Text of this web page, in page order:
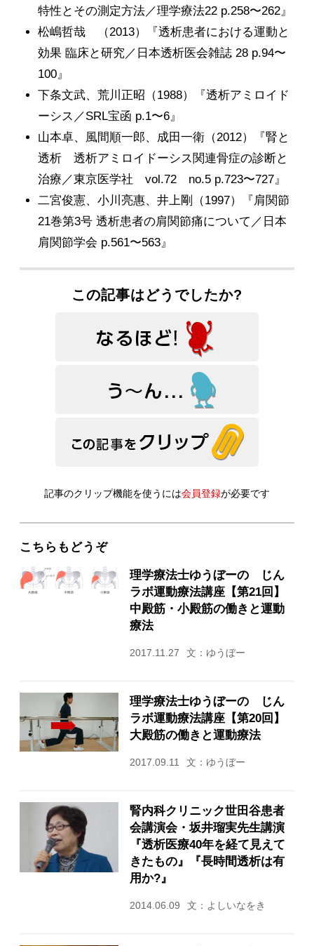
特性とその測定方法／理学療法22 p.258〜262』
松嶋哲哉 （2013）『透析患者における運動と
効果 臨床と研究／日本透析医会雑誌 28 p.94〜
100』
下条文武、荒川正昭（1988）『透析アミロイド
ーシス／SRL宝函 p.1〜6』
山本卓、風間順一郎、成田一衛（2012）『腎と
透析 透析アミロイドーシス関連骨症の診断と
治療／東京医学社 vol.72 no.5 p.723〜727』
二宮俊憲、小川亮惠、井上剛（1997）『肩関節
21巻第3号 透析患者の肩関節痛について／日本
肩関節学会 p.561〜563』
この記事はどうでしたか?
記事のクリップ機能を使うには会員登録が必要です
こちらもどうぞ
理学療法士ゆうぼーの じん
ラボ運動療法講座【第21回】
中殿筋・小殿筋の働きと運動
療法
2017.11.27 文：ゆうぼー
理学療法士ゆうぼーの じん
ラボ運動療法講座【第20回】
大殿筋の働きと運動療法
2017.09.11 文：ゆうぼー
腎内科クリニック世田谷患者
会講演会・坂井瑠実先生講演
『透析医療40年を経て見えて
きたもの』『長時間透析は有
用か?』
2014.06.09 文：よしいなをき